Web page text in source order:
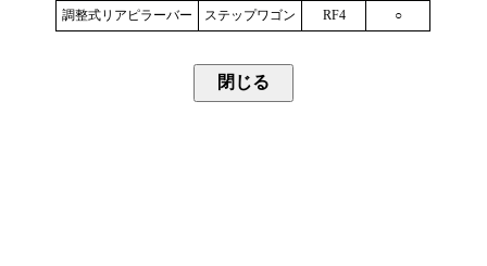
調整式リアピラーバー
ステップワゴン RF4 ○